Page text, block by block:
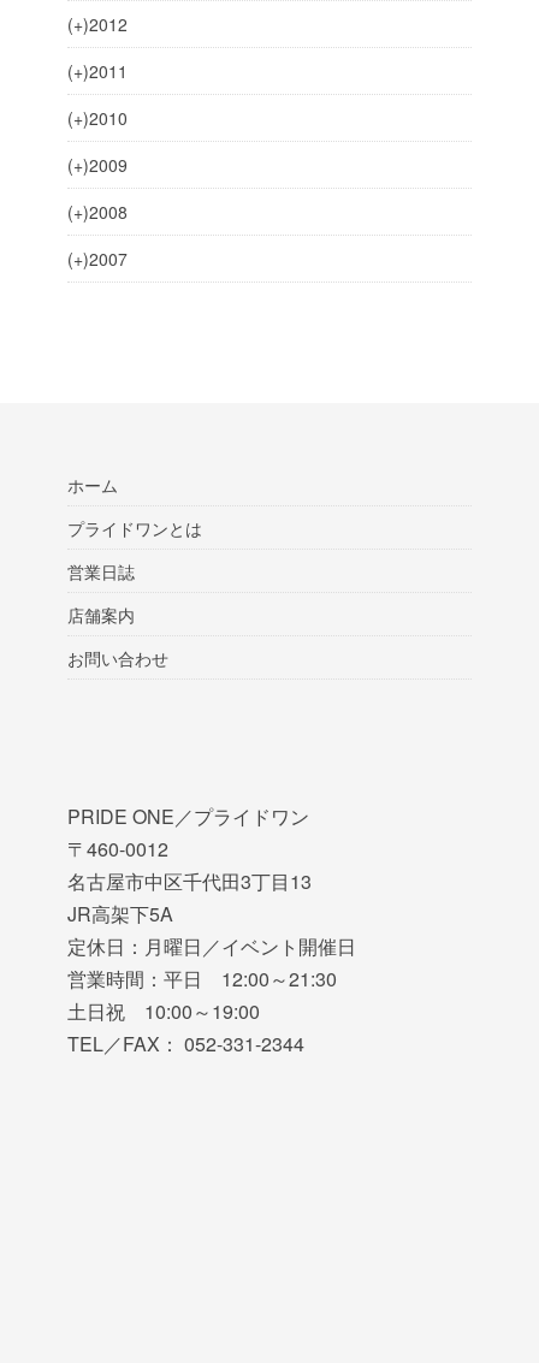
(+)2012
(+)2011
(+)2010
(+)2009
(+)2008
(+)2007
ホーム
プライドワンとは
営業日誌
店舗案内
お問い合わせ
PRIDE ONE／プライドワン
〒460-0012
名古屋市中区千代田3丁目13
JR高架下5A
定休日：月曜日／イベント開催日
営業時間：平日 12:00～21:30
土日祝 10:00～19:00
TEL／FAX： 052-331-2344